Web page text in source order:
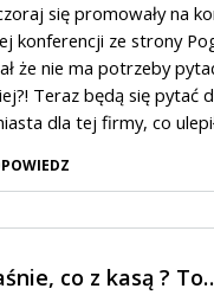
się promowały na
konferencji ze strony
że nie ma potrzeby
Teraz będą się pytać
dla tej firmy, co
co z kasą ?